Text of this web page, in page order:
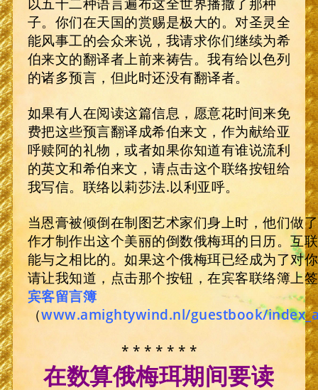
子。你们在天国的赏赐是极大的。对圣灵全
能风事工的会众来说，我请求你们继续为希
伯来文的翻译者上前来祷告。我有给以色列
的诸多预言，但此时还没有翻译者。
如果有人在阅读这篇信息，愿意花时间来免
费把这些预言翻译成希伯来文，作为献给亚
呼赎阿的礼物，或者如果你知道有谁说流利
的英文和希伯来文，请点击这个联络按钮给
我写信。联络以莉莎法.以利亚呼。
当恩膏被倾倒在制图艺术家们身上时，他们做
作才制作出这个美丽的倒数俄梅珥的日历。互
能与之相比的。如果这个俄梅珥已经成为了对
请让我知道，点击那个按钮，在宾客联络簿上
宾客留言簿
（www.amightywind.nl/guestbook/
* * * * * * *
在数算俄梅珥期间要读